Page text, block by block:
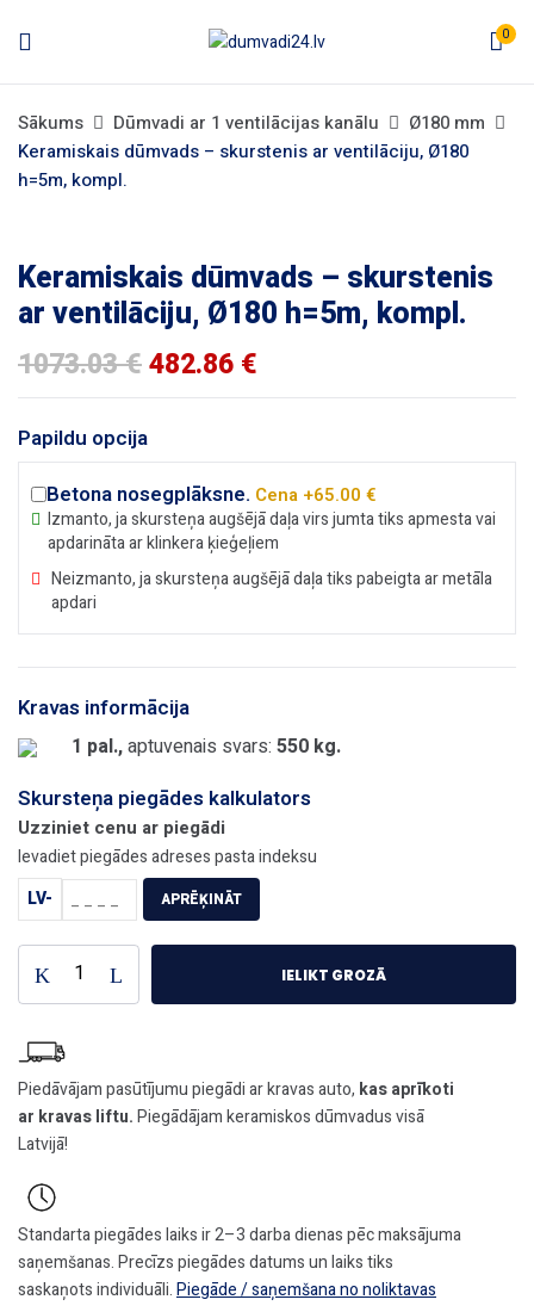
0
Sākums Dūmvadi ar 1 ventilācijas kanālu
Ø180 mm
Keramiskais dūmvads – skurstenis ar ventilāciju, Ø180
h=5m, kompl.
Keramiskais dūmvads – skurstenis
ar ventilāciju, Ø180 h=5m, kompl.
1073.03€482.86 €
Papildu opcija
Betona nosegplāksne. Cena +65.00 €
Izmanto, ja skursteņa augšējā daļa virs jumta tiks apmesta vai
apdarināta ar klinkera ķieģeļiem
Neizmanto, ja skursteņa augšējā daļa tiks pabeigta ar metāla
apdari
Kravas informācija
1 pal.,aptuvenais svars: 550 kg.
Skursteņa piegādes kalkulators
Uzziniet cenu ar piegādi
Ievadiet piegādes adreses pasta indeksu
LV-
APRĒĶINĀT
IELIKT GROZĀ
Piedāvājam pasūtījumu piegādi ar kravas auto, kas aprīkoti
ar kravas liftu.Piegādājam keramiskos dūmvadus visā
Latvijā!
Standarta piegādes laiks ir 2–3 darba dienas pēc maksājuma
saņemšanas. Precīzs piegādes datums un laiks tiks
saskaņots individuāli.Piegāde / saņemšana no noliktavas